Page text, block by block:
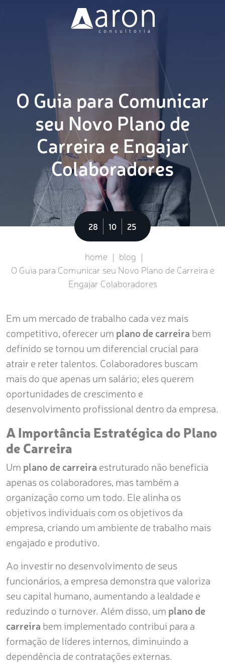
Nossa Missão
Clientes
Blog
Contato
Sobre
O Guia para Comunicar
seu Novo Plano de
Carreira e Engajar
Colaboradores
28 10 25
home | blog |
O Guia para Comunicar seu Novo Plano de Carreira e
Engajar Colaboradores
Em um mercado de trabalho cada vez mais
competitivo, oferecer um plano de carreira bem
definido se tornou um diferencial crucial para
atrair e reter talentos. Colaboradores buscam
mais do que apenas um salário; eles querem
oportunidades de crescimento e
desenvolvimento profissional dentro da empresa.
A Importância Estratégica do Plano
de Carreira
Um plano de carreira estruturado não beneficia
apenas os colaboradores, mas também a
organização como um todo. Ele alinha os
objetivos individuais com os objetivos da
empresa, criando um ambiente de trabalho mais
engajado e produtivo.
Ao investir no desenvolvimento de seus
funcionários, a empresa demonstra que valoriza
seu capital humano, aumentando a lealdade e
reduzindo o turnover. Além disso, um plano de
carreira bem implementado contribui para a
formação de líderes internos, diminuindo a
dependência de contratações externas.